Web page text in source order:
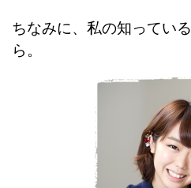
ちなみに、私の知っている
ら。